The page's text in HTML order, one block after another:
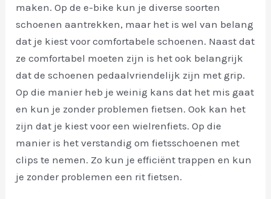
maken. Op de e-bike kun je diverse soorten
schoenen aantrekken, maar het is wel van belang
dat je kiest voor comfortabele schoenen. Naast dat
ze comfortabel moeten zijn is het ook belangrijk
dat de schoenen pedaalvriendelijk zijn met grip.
Op die manier heb je weinig kans dat het mis gaat
en kun je zonder problemen fietsen. Ook kan het
zijn dat je kiest voor een wielrenfiets. Op die
manier is het verstandig om fietsschoenen met
clips te nemen. Zo kun je efficiënt trappen en kun
je zonder problemen een rit fietsen.